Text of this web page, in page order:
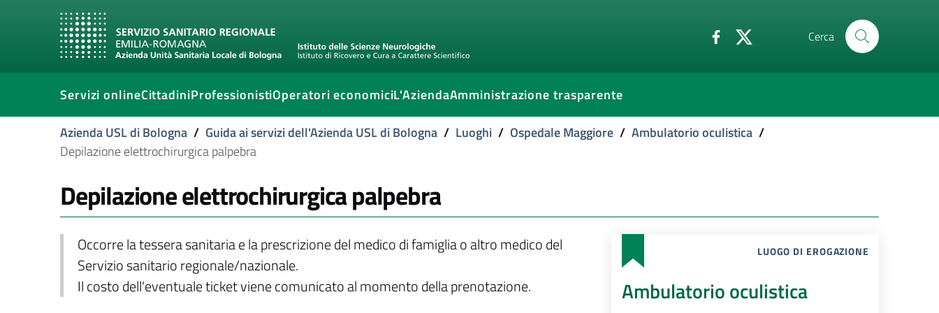
Cerca
Servizi onlineCittadiniProfessionistiOperatori economiciL'AziendaAmministrazione trasparente
Azienda USL di Bologna / Guida ai servizi dell'Azienda USL di Bologna / Luoghi / Ospedale Maggiore / Ambulatorio oculistica /
Depilazione elettrochirurgica palpebra
Depilazione elettrochirurgica palpebra
Occorre la tessera sanitaria e la prescrizione del medico di famiglia o altro medico del
Servizio sanitario regionale/nazionale.
Il costo dell'eventuale ticket viene comunicato al momento della prenotazione.
LUOGO DI EROGAZIONE
Ambulatorio oculistica